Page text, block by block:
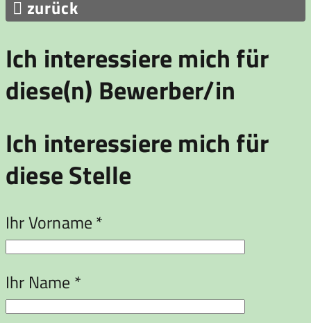
 zurück
Ich interessiere mich für
diese(n) Bewerber/in
Ich interessiere mich für
diese Stelle
Ihr Vorname *
Ihr Name *